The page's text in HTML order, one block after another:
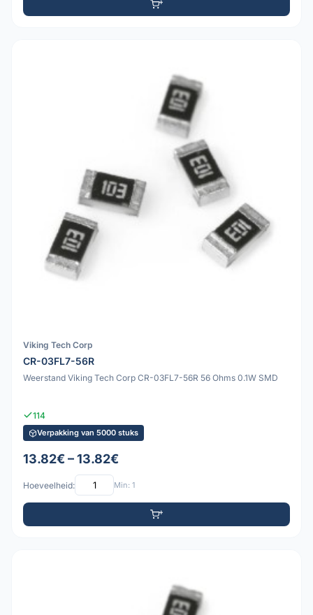
Viking Tech Corp
CR-03FL7-56R
Weerstand Viking Tech Corp CR-03FL7-56R 56 Ohms 0.1W SMD
114
Verpakking van 5000 stuks
13.82€ – 13.82€
Hoeveelheid: Min: 1